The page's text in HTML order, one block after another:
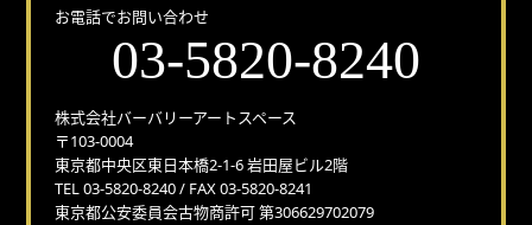
お電話でお問い合わせ
03-5820-8240
株式会社バーバリーアートスペース
〒103-0004
東京都中央区東日本橋2-1-6 岩田屋ビル2階
TEL 03-5820-8240 / FAX 03-5820-8241
東京都公安委員会古物商許可 第306629702079